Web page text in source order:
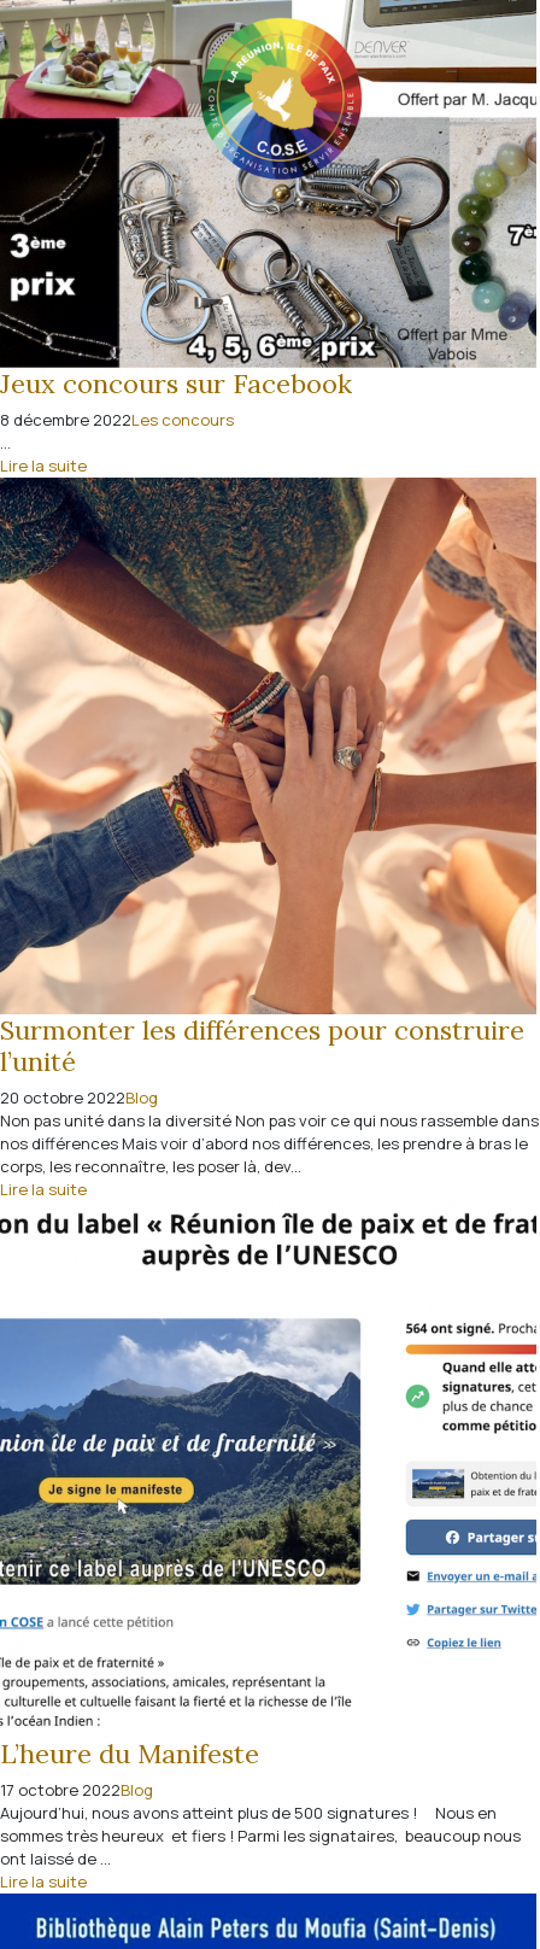
Jeux concours sur Facebook
8 décembre 2022Les concours
...
Lire la suite
Surmonter les différences pour construire
l’unité
20 octobre 2022Blog
Non pas unité dans la diversité Non pas voir ce qui nous rassemble dans
nos différences Mais voir d’abord nos différences, les prendre à bras le
corps, les reconnaître, les poser là, dev...
Lire la suite
L’heure du Manifeste
17 octobre 2022Blog
Aujourd’hui, nous avons atteint plus de 500 signatures ! Nous en
sommes très heureux et fiers ! Parmi les signataires, beaucoup nous
ont laissé de ...
Lire la suite